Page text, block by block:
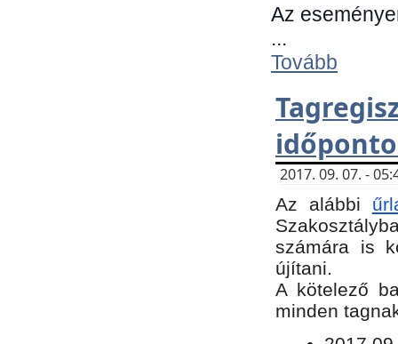
Az
...
Tovább
2017. 09. 07. -
Az alábbi
számára is
újítani.
​A kötelező
minden